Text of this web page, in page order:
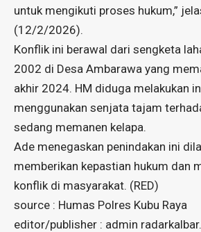
untuk mengikuti proses hukum,”
(12/2/2026).
​Konflik ini berawal dari sengketa
2002 di Desa Ambarawa yang
akhir 2024. HM diduga melakukan
menggunakan senjata tajam
sedang memanen kelapa.
Ade menegaskan penindakan ini
memberikan kepastian hukum dan
konflik di masyarakat. (RED)
source : Humas Polres Kubu Raya
editor/publisher : admin